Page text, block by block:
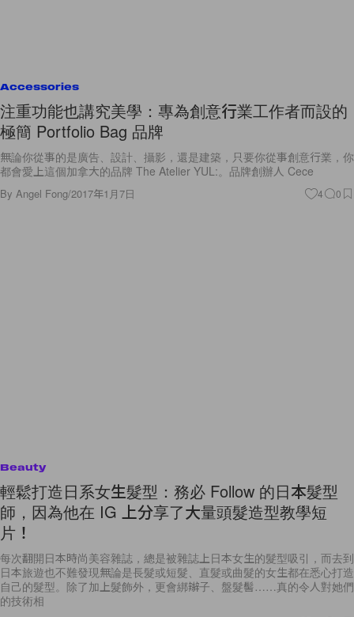
Accessories
注重功能也講究美學：專為創意行業工作者而設的
極簡 Portfolio Bag 品牌
無論你從事的是廣告、設計、攝影，還是建築，只要你從事創意行業，你
都會愛上這個加拿大的品牌 The Atelier YUL:。品牌創辦人 Cece
By Angel Fong/2017年1月7日 4 0
Beauty
輕鬆打造日系女生髮型：務必 Follow 的日本髮型
師，因為他在 IG 上分享了大量頭髮造型教學短
片！
每次翻開日本時尚美容雜誌，總是被雜誌上日本女生的髮型吸引，而去到
日本旅遊也不難發現無論是長髮或短髮、直髮或曲髮的女生都在悉心打造
自己的髮型。除了加上髮飾外，更會綁辮子、盤髮髻……真的令人對她們
的技術相